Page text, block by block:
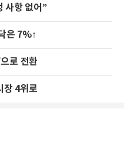
사항 없어”
은 7%↑
로 전환
장 4위로